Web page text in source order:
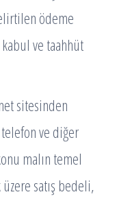
ödeme
ve taahhüt
sitesinden
telefon ve diğer
malın temel
satış bedeli,